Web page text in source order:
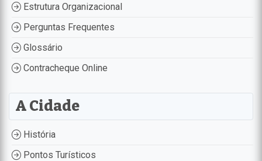
Estrutura Organizacional
Perguntas Frequentes
Glossário
Contracheque Online
A Cidade
História
Pontos Turísticos